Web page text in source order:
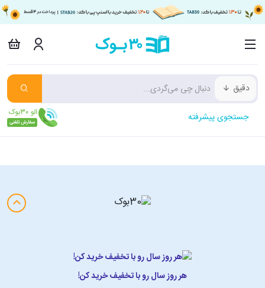
دقیق
جستجوی پیشرفته
هر روز سال رو با تخفیف خرید کن!